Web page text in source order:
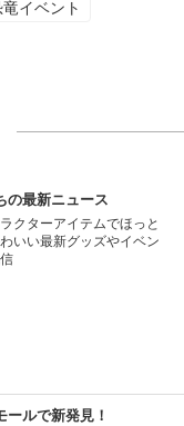
イベント
の最新ニュース
クターアイテムでほっと
いい最新グッズやイベン
ールで新発見！